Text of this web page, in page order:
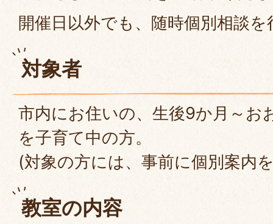
開催日以外でも、随時個別相談
対象者
市内にお住いの、生後9か月～お
を子育て中の方。
(対象の方には、事前に個別案内
教室の内容